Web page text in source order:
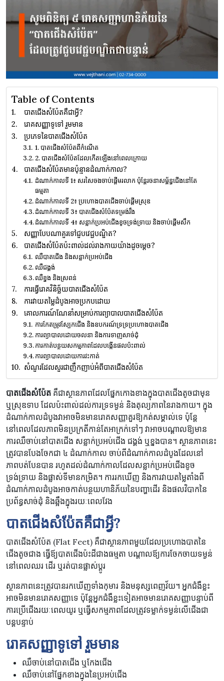
Table of Contents
បាតជើងសំប៉ែតគឺ​ជា​អ្វី?
រោគសញ្ញា​ទូទៅ ​រួម​មាន
ប្រភេទនៃបាតជើងសំប៉ែត
1. បាតជើងសំប៉ែតពីកំណើត
2. បាតជើងសំប៉ែតដែលកើតឡើងនៅពេលក្រោយ
បាតជើងសំប៉ែត​មាន​ប៉ុន្មាន​ដំណាក់កាល?
ដំណាក់កាលទី 1៖ ​សរសៃចង​ចាប់ផ្តើមរលាក ប៉ុន្តែ​រចនាសម្ព័ន្ធ​ជើង​នៅតែ​
ធម្មតា
ដំណាក់កាលទី 2៖ ប្រហោងបាតជើងចាប់ផ្ដើមស្រុឌ
ដំណាក់កាលទី 3៖ បាតជើងសំប៉ែតទម្រង់រឹង
ដំណាក់កាលទី 4៖ សន្លាក់ប្រអប់ជើងខូចទ្រង់ទ្រាយ និងចាប់ផ្ដើមសឹក
សញ្ញាបែបណាគួរទៅជួបវេជ្ជបណ្ឌិត?
បាតជើងសំប៉ែតប៉ះពាល់ដល់រាងកាយយ៉ាងដូចម្តេច?
ឈឺបាតជើង និងសន្លាក់ប្រអប់ជើង
ឈឺជង្គង់
ឈឺខ្នង និងស្រពន់
ការធ្វើរោគវិនិច្ឆ័យបាតជើងសំប៉ែត
ការវាយតម្លៃដំបូងអាចប្រកបដោយ
គោលការណ៍ណែនាំសម្រាប់ការព្យាបាលបាតជើងសំប៉ែត
ការកែតម្រូវស្បែកជើង និងឧបករណ៍ទ្រទ្រប្រហោងបាតជើង
ការព្យាបាលដោយចលនា និងការទាញសាច់ដុំ
ការកាត់បន្ថយសកម្មភាពដែលបង្កើនផលប៉ះពាល់
ការព្យាបាលដោយការវះកាត់
សំណួរដែលសួរជាញឹកញាប់អំពីបាតជើងសំប៉ែត
បាតជើងសំប៉ែត គឺជាស្ថានភាពដែលផ្នែកកោងខាងក្នុងបាតជើងតូចជាមុន
ឬស្រុឌទាប ដែលប៉ះពាល់ដល់ការទ្រទម្ងន់ និងតុល្យភាពនៃរាងកាយ។ ក្នុង
ដំណាក់កាលដំបូងវាអាចមិនមានរោគសញ្ញាគួរឱ្យកត់សម្គាល់ទេ ប៉ុន្តែ
នៅពេលដែលភាពមិនប្រក្រតីកាន់តែអាក្រក់ទៅៗ វាអាចបណ្តាលឱ្យមាន
ការឈឺចាប់នៅបាតជើង សន្លាក់ប្រអប់ជើង ជង្គង់ ឬខ្នងបាន។ ស្ថានភាពនេះ
ត្រូវបានបែងចែកជា ៤ ដំណាក់កាល ចាប់ពីដំណាក់កាលដំបូងដែលនៅ
ភាពបត់បែនបាន រហូតដល់ដំណាក់កាលដែលសន្លាក់ប្រអប់ជើងខូច
ទ្រង់ទ្រាយ និងផ្លាស់ទីមានកម្រិត។ ការរកឃើញ និងការវាយតម្លៃតាំងពី
ដំណាក់កាលដំបូងអាចកាត់បន្ថយហានិភ័យនៃបញ្ហាដើរ និងផលវិបាកនៃ
ប្រព័ន្ធសាច់ដុំ និងឆ្អឹងក្នុងរយៈពេលវែង
បាតជើងសំប៉ែតគឺ​ជា​អ្វី?
បាតជើងសំប៉ែត (Flat Feet) គឺជា​ស្ថានភាព​មួយ​ដែលប្រហោងបាតនៃ​
ជើង​តូច​ជាង ធ្វើឪ្យ​បាត​ជើងប៉ះ​ដី​ជាង​ធម្មតា បណ្ដាលឪ្យ​ការ​ចែកចាយ​ទម្ងន់​
នៅពេល​ឈរ ដើរ ឬ​រត់បានផ្លាស់ប្តូរ
ស្ថានភាព​នេះ​ត្រូវ​បានរក​ឃើញ​ទាំង​កុមារ និង​មនុស្ស​ពេញវ័យ។ អ្នកជំងឺ​ខ្លះ​
អាច​មិន​មាន​រោគសញ្ញា​ទេ ប៉ុន្តែអ្នកជំងឺ​ខ្លះ​ទៀត​អាច​មាន​រោគសញ្ញា​បន្ទាប់​ពី​
ការ​ប្រើ​ជើងរយៈពេល​យូរ ឬ​ធ្វើ​សកម្មភាព​ដែល​ត្រូវទម្លាក់​ទម្ងន់​លើ​ជើង​ជា​
បន្តបន្ទាប់
រោគសញ្ញា​ទូទៅ ​រួម​មាន
ឈឺចាប់នៅបាតជើង ឬកែងជើង
ឈឺចាប់នៅផ្នែកខាងក្នុងនៃប្រអប់ជើង